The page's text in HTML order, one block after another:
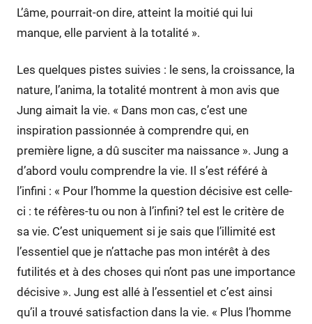
L’âme, pourrait-on dire, atteint la moitié qui lui
manque, elle parvient à la totalité ».
Les quelques pistes suivies : le sens, la croissance, la
nature, l’anima, la totalité montrent à mon avis que
Jung aimait la vie. « Dans mon cas, c’est une
inspiration passionnée à comprendre qui, en
première ligne, a dû susciter ma naissance ». Jung a
d’abord voulu comprendre la vie. Il s’est référé à
l’infini : « Pour l’homme la question décisive est celle-
ci : te réfères-tu ou non à l’infini? tel est le critère de
sa vie. C’est uniquement si je sais que l’illimité est
l’essentiel que je n’attache pas mon intérêt à des
futilités et à des choses qui n’ont pas une importance
décisive ». Jung est allé à l’essentiel et c’est ainsi
qu’il a trouvé satisfaction dans la vie. « Plus l’homme